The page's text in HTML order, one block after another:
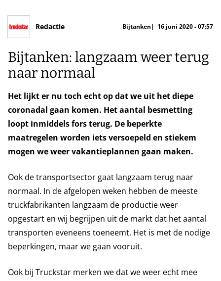
Redactie Bijtanken 16 juni 2020 - 07:57
Bijtanken: langzaam weer terug
naar normaal
Het lijkt er nu toch echt op dat we uit het diepe
coronadal gaan komen. Het aantal besmetting
loopt inmiddels fors terug. De beperkte
maatregelen worden iets versoepeld en stiekem
mogen we weer vakantieplannen gaan maken.
Ook de transportsector gaat langzaam terug naar
normaal. In de afgelopen weken hebben de meeste
truckfabrikanten langzaam de productie weer
opgestart en wij begrijpen uit de markt dat het aantal
transporten eveneens toeneemt. Het is met de nodige
beperkingen, maar we gaan vooruit.
Ook bij Truckstar merken we dat we weer echt mee